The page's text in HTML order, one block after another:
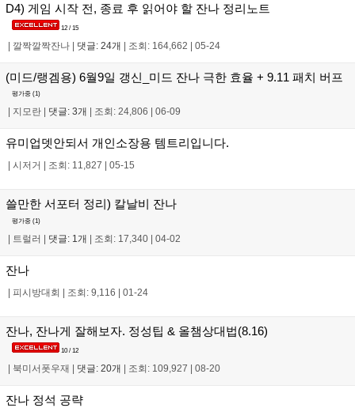
D4) 게임 시작 전, 종료 후 읽어야 할 잔나 정리노트
12 / 15
깔짝깔짝잔나 댓글: 24개 조회: 164,662 05-24
(미드/랭겜용) 6월9일 갱신_미드 잔나 극한 효율 + 9.11 패치 버프
평가중 (1)
지모란 댓글: 3개 조회: 24,806 06-09
유미업뎃안되서 개인소장용 템트리입니다.
시저거 조회: 11,827 05-15
쓸만한 서포터 정리) 칼날비 잔나
평가중 (1)
| 트럴러 | 댓글: 1개 | 조회: 17,340 | 04-02
잔나
| 피시방대회 | 조회: 9,116 | 01-24
잔나, 잔나게 잘해보자. 정성팁 & 올챔상대법(8.16)
10 / 12
북미서폿우재 댓글: 20개 조회: 109,927 08-20
잔나 정석 공략